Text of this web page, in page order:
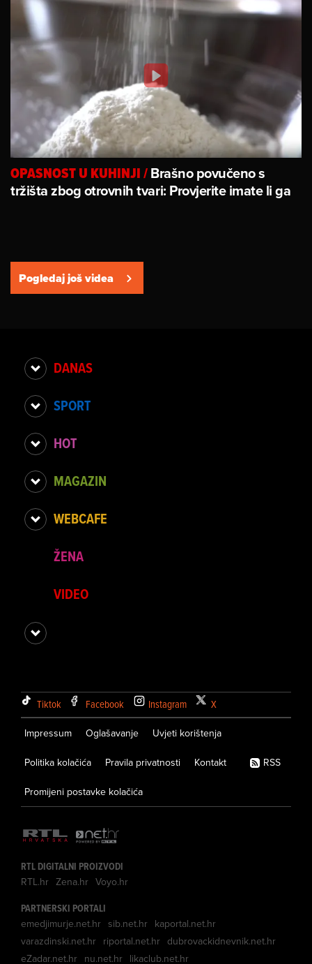
OPASNOST U KUHINJI/Brašno povučeno s
tržišta zbog otrovnih tvari: Provjerite imate li ga
Pogledaj još videa
DANAS
SPORT
HOT
MAGAZIN
WEBCAFE
ŽENA
VIDEO
Tiktok Facebook Instagram X
Impressum Oglašavanje Uvjeti korištenja
Politika kolačića Pravila privatnosti Kontakt
Promijeni postavke kolačića
RSS
RTL DIGITALNI PROIZVODI
RTL.hr Zena.hr Voyo.hr
PARTNERSKI PORTALI
emedjimurje.net.hr sib.net.hr kaportal.net.hr
varazdinski.net.hr riportal.net.hr dubrovackidnevnik.net.hr
eZadar.net.hr nu.net.hr likaclub.net.hr